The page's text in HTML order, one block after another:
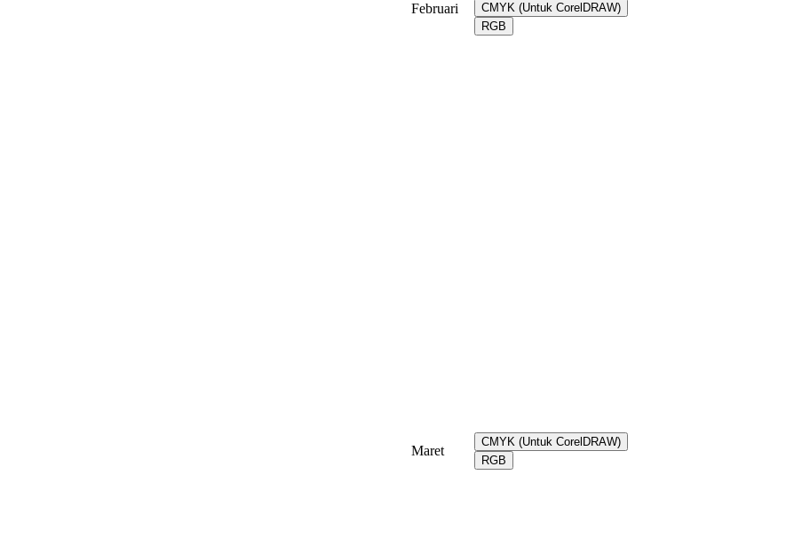
Februari
CMYK (Untuk CorelDRAW)
RGB
Maret
CMYK (Untuk CorelDRAW)
RGB